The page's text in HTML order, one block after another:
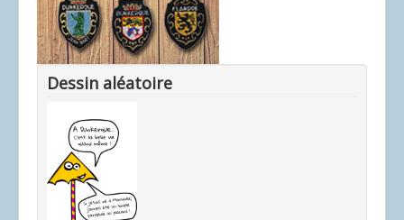
Dessin aléatoire